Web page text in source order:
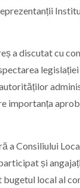
a discutat cu
importanța
a Consiliului
și
local al